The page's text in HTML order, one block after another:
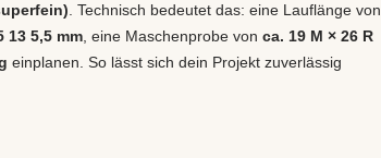
. Technisch bedeutet das: eine Lauflänge von
13 5,5 mm , eine Maschenprobe von ca. 19 M × 26 R
einplanen. So lässt sich dein Projekt zuverlässig